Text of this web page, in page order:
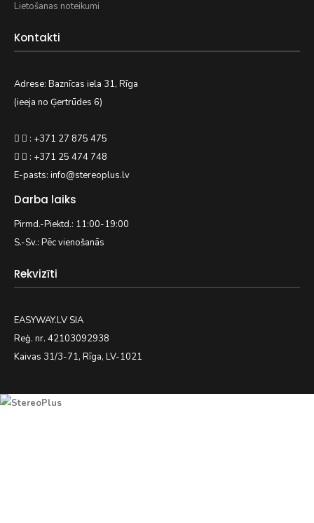
Lietošanas noteikumi
Kontakti
Adrese: Baznīcas iela 31, Rīga
(ieeja no Ģertrūdes 6)
: +371 27 875 475
: +371 25 474 748
E-pasts: info@stereoplus.lv
Darba laiks
Pirmd.-Piektd.: 11:00-19:00
S.-Sv.: Pēc vienošanās
Rekvizīti
EASYWAY.LV SIA
Reģ. nr. 42103092938
Kaivas 31/3-71, Rīga, LV-1021